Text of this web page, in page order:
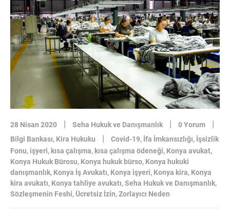
28 Nisan 2020 | Seha Hukuk ve Danışmanlık | 0 Yorum |
Bilgi Bankası, Kira Hukuku | Covid-19, İfa İmkansızlığı, İşsizlik
Fonu, işyeri, kısa çalışma, kısa çalışma ödeneği, Konya avukat,
Konya Hukuk Bürosu, Konya hukuk bürso, Konya hukuki
danışmanlık, Konya İş Avukatı, Konya işyeri, Konya kira, Konya
kira avukatı, Konya tahliye avukatı,Seha Hukuk ve Danışmanlık,
Sözleşmenin Feshi, Ücretsiz İzin,Zorlayıcı Neden